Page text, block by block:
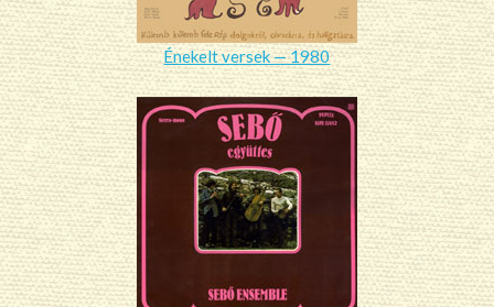
Énekelt versek — 1980